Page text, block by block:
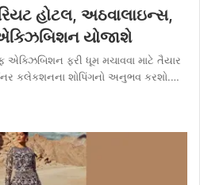
હોટલ, અઠવાલાઇન્સ,
યોજાશે
ફરી ધૂમ મચાવવા માટે તૈયાર
કલેકશનના શોપિંગનો અનુભવ કરશો.…